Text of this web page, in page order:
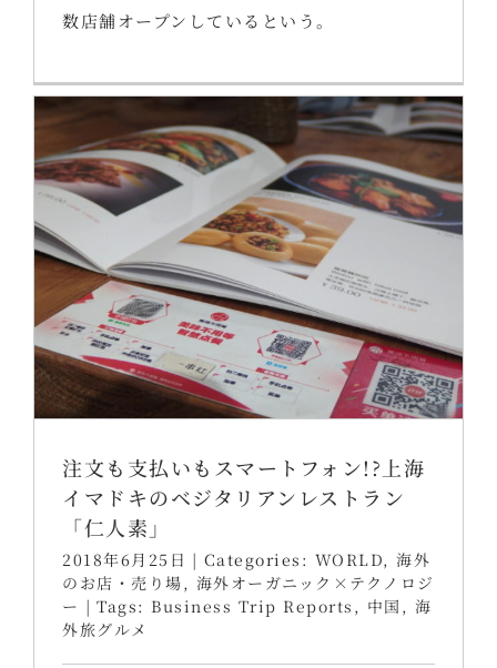
数店舗オープンしているという。
注文も支払いもスマートフォン!?上海
イマドキのベジタリアンレストラン
「仁人素」
2018年6月25日 | Categories: WORLD, 海外
のお店・売り場 , 海外オーガニック×テクノロジ
ー | Tags: Business Trip Reports , 中国 , 海
外旅グルメ